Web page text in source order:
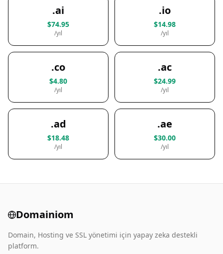
.ai
$74.95
/yıl
.io
$14.98
/yıl
.co
$4.80
/yıl
.ac
$24.99
/yıl
.ad
$18.48
/yıl
.ae
$30.00
/yıl
Domainiom
Domain, Hosting ve SSL yönetimi için yapay zeka destekli
platform.